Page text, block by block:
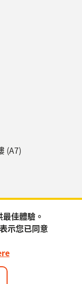
治理設計，提供完整的
on AWS 或 Amazon
更適合您的企業場景，
可控、可擴展且具備長
佳體驗。
示您已同意
(A7)